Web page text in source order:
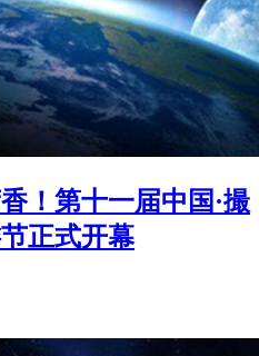
！第十一届中国·撮
正式开幕